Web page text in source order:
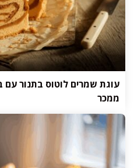
עוגת שמרים לוטוס בתנור עם
ממכר